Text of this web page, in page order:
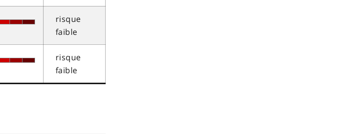
risque
faible
risque
faible